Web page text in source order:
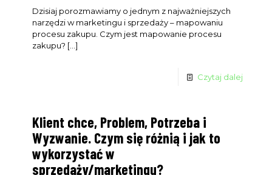
Dzisiaj porozmawiamy o jednym z najważniejszych
narzędzi w marketingu i sprzedaży – mapowaniu
procesu zakupu. Czym jest mapowanie procesu
zakupu? […]
Czytaj dalej
Klient chce, Problem, Potrzeba i
Wyzwanie. Czym się różnią i jak to
wykorzystać w
sprzedaży/marketingu?